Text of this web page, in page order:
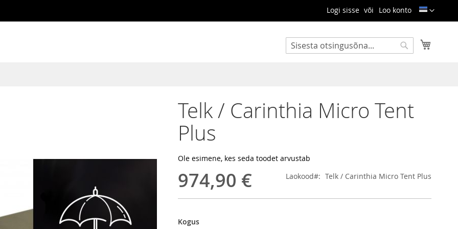
Language
Logi sisse Loo konto
Otsi
Telk / Carinthia Micro Tent
Plus
Ole esimene, kes seda toodet arvustab
974,90 € Laokood Telk / Carinthia Micro Tent Plus
Kogus